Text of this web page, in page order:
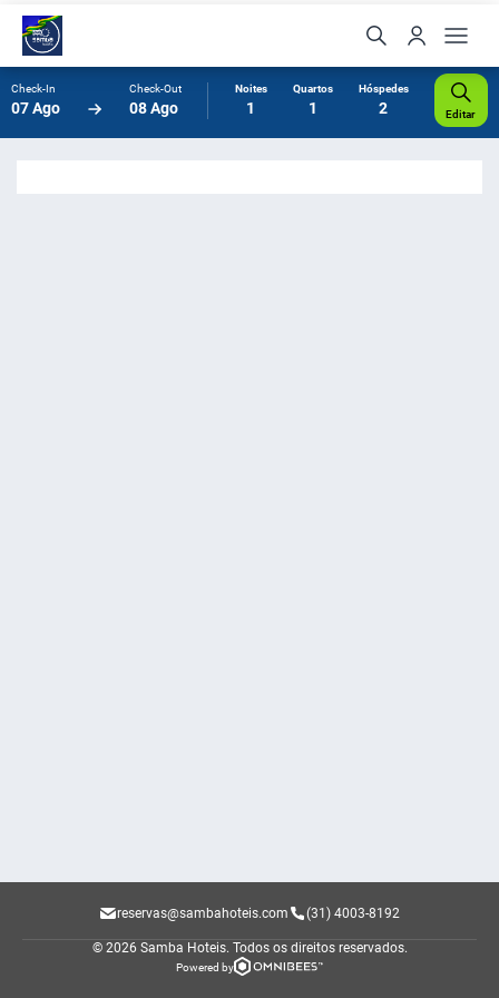
Check-In
07 Ago
Check-Out
08 Ago
Noites
1
Quartos
1
Hóspedes
2 Editar
reservas@sambahoteis.com (31) 4003-8192
© 2026 Samba Hoteis. Todos os direitos reservados.
Powered by